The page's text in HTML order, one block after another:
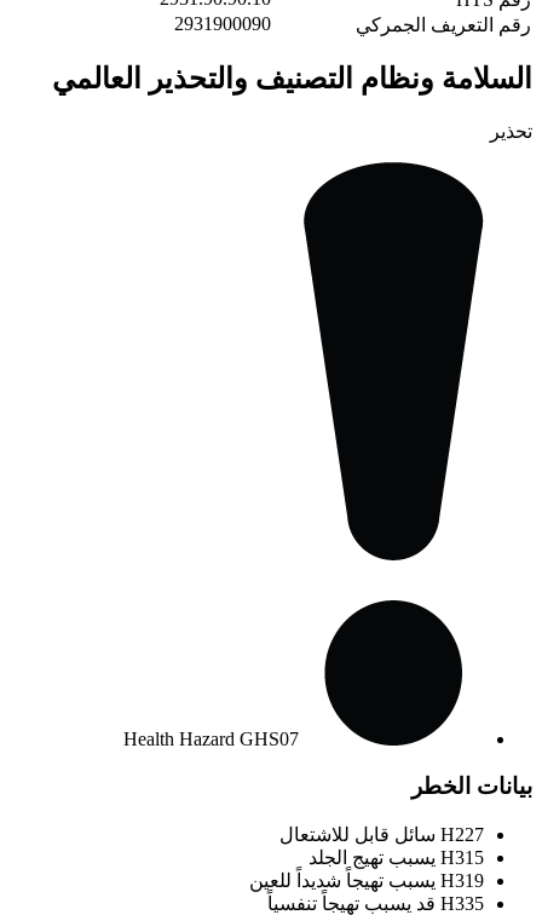
رقم التعريف الجمركي
2931900090
السلامة ونظام التصنيف والتحذير العالمي
تحذير
Health Hazard GHS07
بيانات الخطر
H227 سائل قابل للاشتعال
H315 يسبب تهيج الجلد
H319 يسبب تهيجاً شديداً للعين
H335 قد يسبب تهيجاً تنفسياً